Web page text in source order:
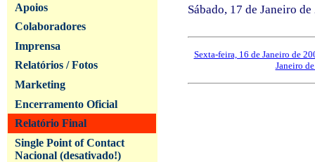
Apoios
Colaboradores
Imprensa
Relatórios / Fotos
Marketing
Encerramento Oficial
Relatório Final
Single Point of Contact
Nacional (desativado!)
Sábado, 17 de Janeiro
Sexta-feira, 16 de Janeiro de
Janeiro